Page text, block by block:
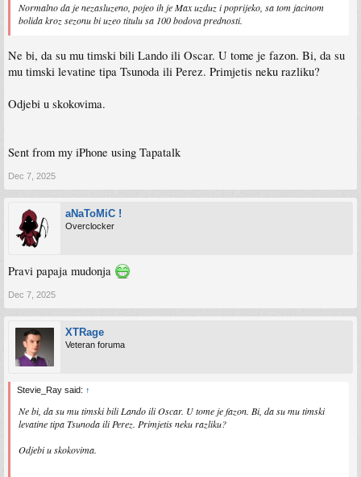
Normalno da je nezasluzeno, pojeo ih je Max uzduz i poprijeko, sa tom jacinom
bolida kroz sezonu bi uzeo titulu sa 100 bodova prednosti.
Ne bi, da su mu timski bili Lando ili Oscar. U tome je fazon. Bi, da su
mu timski levatine tipa Tsunoda ili Perez. Primjetis neku razliku?
Odjebi u skokovima.
Sent from my iPhone using Tapatalk
Dec 7, 2025
aNaToMiC !
Overclocker
Pravi papaja mudonja
Dec 7, 2025
XTRage
Veteran foruma
Stevie_Ray said: ↑
Ne bi, da su mu timski bili Lando ili Oscar. U tome je fazon. Bi, da su mu timski
levatine tipa Tsunoda ili Perez. Primjetis neku razliku?
Odjebi u skokovima.